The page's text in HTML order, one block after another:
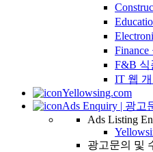
Finance
F&B 식
IT 웹
Yellowsing.com
Ads Enquiry | 광고
Ads Listing
광고문의 및